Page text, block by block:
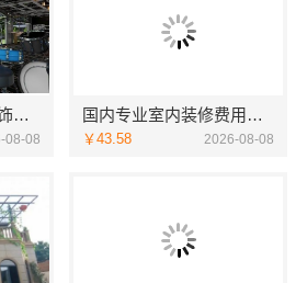
佛山顺德专业家装装饰，雅居美家一体化服务更靠谱
08-08
国内专业室内装修费用预算，江西圣匠新型环保材料有限公司
￥43.58 2026-08-08